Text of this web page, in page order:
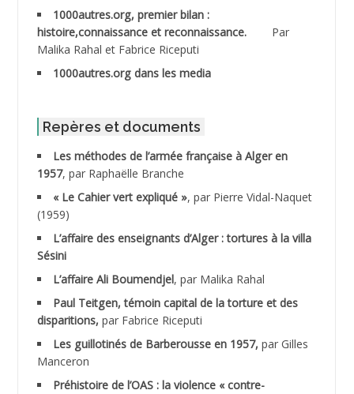
ABDESSLEM Ahmed dit le Coiffeur
ABDOUDOU
ABID Mohamed
ABNOUN Salah
ACHACHE M.*
ACHLAF Ali
ADALENE Tahar
ADALMI
ADANE Ramdane *
ADDAD
1000autres.org, premier bilan :
histoire,connaissance et reconnaissance.
Par
Malika Rahal et Fabrice Riceputi
1000autres.org dans les media
Repères et documents
Les méthodes de l’armée française à Alger en
1957, par Raphaëlle Branche
« Le Cahier vert expliqué », par Pierre Vidal-Naquet
(1959)
L’affaire des enseignants d’Alger : tortures à la villa
Sésini
L’affaire Ali Boumendjel, par Malika Rahal
Paul Teitgen, témoin capital de la torture et des
disparitions, par Fabrice Riceputi
Les guillotinés de Barberousse en 1957, par Gilles
Manceron
Préhistoire de l’OAS : la violence « contre-